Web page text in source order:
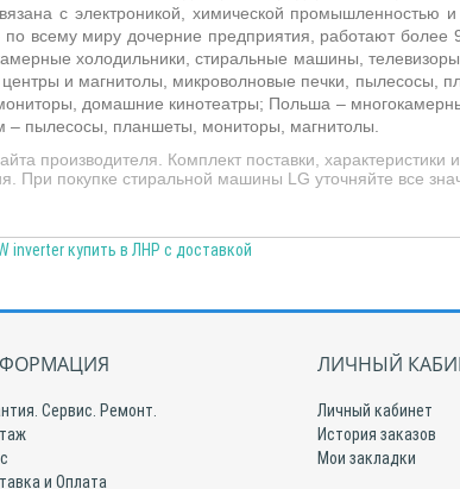
с электроникой, химической
всему миру дочерние предприятия, работают
холодильники, стиральные машины,
и магнитолы, микроволновые печки, пылесосы,
домашние кинотеатры; Польша –
– пылесосы, планшеты, мониторы, магнитолы.
производителя. Комплект поставки,
При покупке стиральной машины LG уточняйте все
inverter купить в ЛНР с доставкой
Сервис. Ремонт.
и Оплата
ЛИЧНЫЙ
Личный кабинет
История заказов
Мои закладки